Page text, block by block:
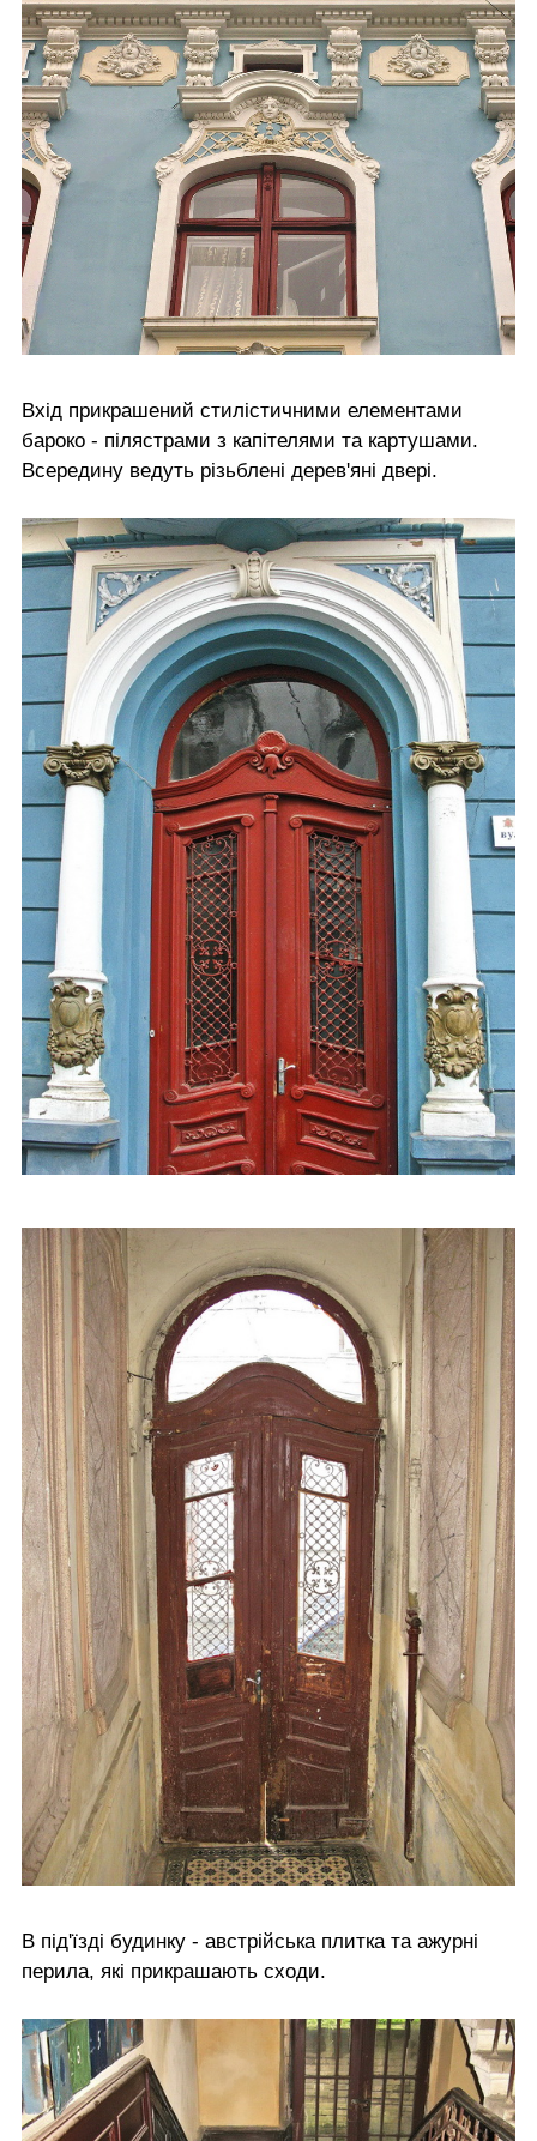
Вхід прикрашений стилістичними елементами
бароко - пілястрами з капітелями та картушами.
Всередину ведуть різьблені дерев'яні двері.
В під'їзді будинку - австрійська плитка та ажурні
перила, які прикрашають сходи.